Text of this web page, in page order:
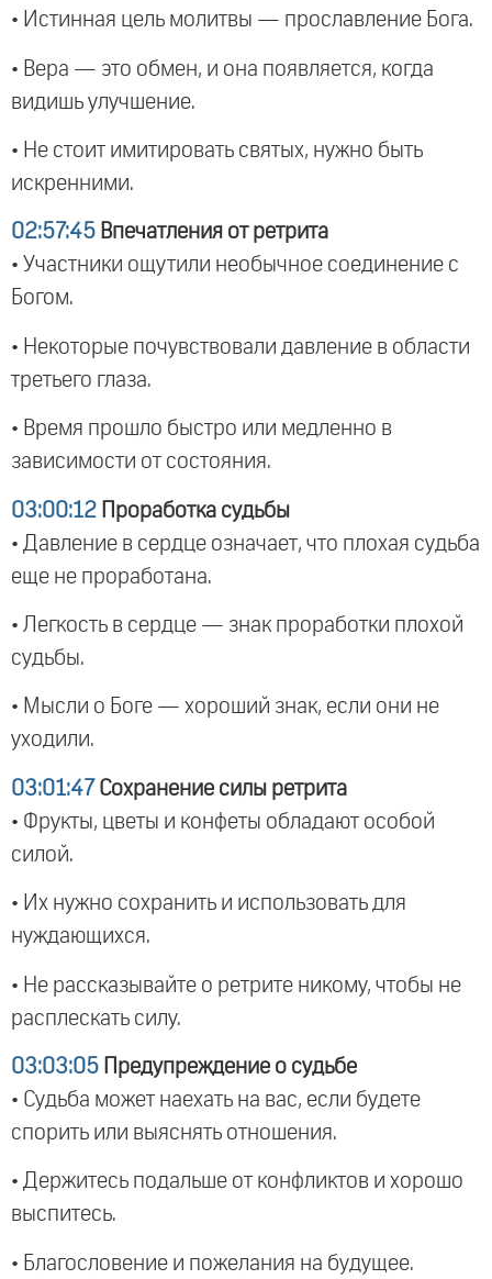
• Истинная цель молитвы — прославление Бога.
• Вера — это обмен, и она появляется, когда
видишь улучшение.
• Не стоит имитировать святых, нужно быть
искренними.
02:57:45 Впечатления от ретрита
• Участники ощутили необычное соединение с
Богом.
• Некоторые почувствовали давление в области
третьего глаза.
• Время прошло быстро или медленно в
зависимости от состояния.
03:00:12 Проработка судьбы
• Давление в сердце означает, что плохая судьба
еще не проработана.
• Легкость в сердце — знак проработки плохой
судьбы.
• Мысли о Боге — хороший знак, если они не
уходили.
03:01:47 Сохранение силы ретрита
• Фрукты, цветы и конфеты обладают особой
силой.
• Их нужно сохранить и использовать для
нуждающихся.
• Не рассказывайте о ретрите никому, чтобы не
расплескать силу.
03:03:05 Предупреждение о судьбе
• Судьба может наехать на вас, если будете
спорить или выяснять отношения.
• Держитесь подальше от конфликтов и хорошо
выспитесь.
• Благословение и пожелания на будущее.